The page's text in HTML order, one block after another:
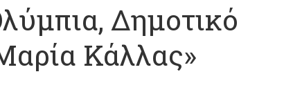
Δημοτικό
Κάλλας»